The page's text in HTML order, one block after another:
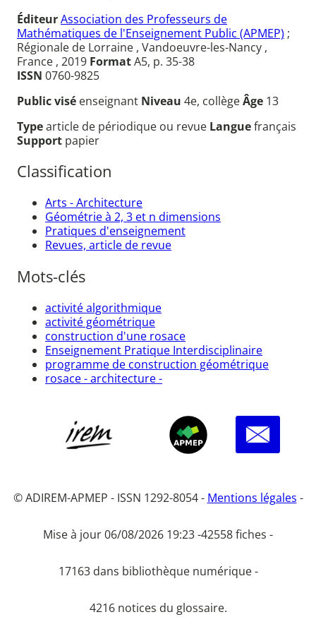
ÉditeurAssociation des Professeurs de
Mathématiques de l'Enseignement Public (APMEP) ;
Régionale de Lorraine , Vandoeuvre-les-Nancy ,
France , 2019 FormatA5, p. 35-38
ISSN 0760-9825
Public visé enseignant Niveau 4e, collègeÂge 13
Typearticle de périodique ou revue Languefrançais
Support papier
Classification
Arts - Architecture
Géométrie à 2, 3 et n dimensions
Pratiques d'enseignement
Revues, article de revue
Mots-clés
activité algorithmique
activité géométrique
construction d'une rosace
Enseignement Pratique Interdisciplinaire
programme de construction géométrique
rosace - architecture -
© ADIREM-APMEP - ISSN 1292-8054 - Mentions légales -
Mise à jour 06/08/2026 19:23 -42558 fiches -
17163 dans bibliothèque numérique -
4216 notices du glossaire.